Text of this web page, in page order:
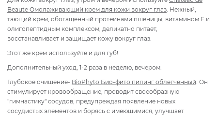
Beaute Омолаживающий крем для кожи вокруг глаз . Нежный,
тающий крем, обогащенный протеинами пшеницы, витамином E и
олигопептидным комплексом, деликатно питает,
восстанавливает и защищает кожу вокруг глаз.
Этот же крем используйте и для губ!
Дополнительный уход, 1-2 раза в неделю, вечером:
Глубокое очищение- BioPhyto Био-фито пилинг облегченный . Он
стимулирует кровообращение, проводит своеобразную
"гимнастику" сосудов, предупреждая появление новых
сосудистых элементов и борясь с имеющимися, улучшает